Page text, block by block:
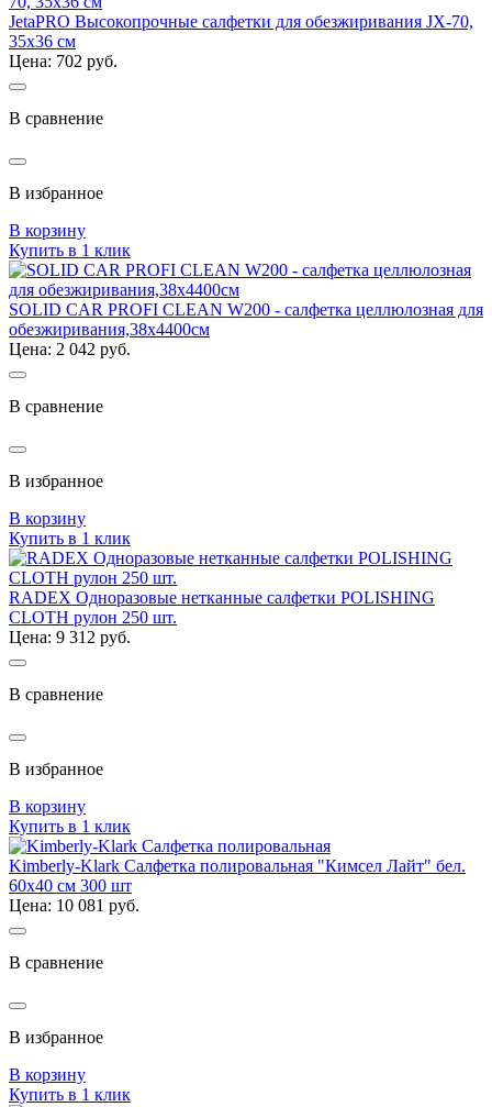
JetaPRO Высокопрочные салфетки для обезжиривания JX-70,
35x36 см
Цена: 702 руб.
В сравнение
В избранное
В корзину
Купить в 1 клик
SOLID CAR PROFI CLEAN W200 - салфетка целлюлозная для
обезжиривания,38х4400см
Цена: 2 042 руб.
В сравнение
В избранное
В корзину
Купить в 1 клик
RADEX Одноразовые нетканные салфетки POLISHING
CLOTH рулон 250 шт.
Цена: 9 312 руб.
В сравнение
В избранное
В корзину
Купить в 1 клик
Kimberly-Klark Салфетка полировальная "Кимсел Лайт" бел.
60x40 см 300 шт
Цена: 10 081 руб.
В сравнение
В избранное
В корзину
Купить в 1 клик